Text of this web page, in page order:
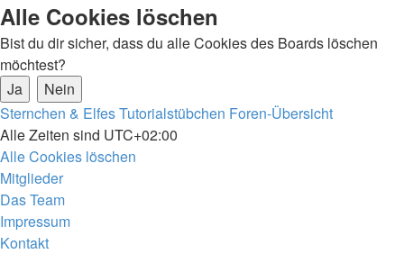
Alle Cookies löschen
Bist du dir sicher, dass du alle Cookies des Boards löschen
möchtest?
Sternchen & Elfes Tutorialstübchen Foren-Übersicht
Alle Zeiten sind UTC+02:00
Alle Cookies löschen
Mitglieder
Das Team
Impressum
Kontakt